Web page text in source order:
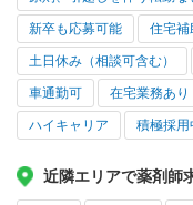
新卒も応募可能 住宅補
土日休み（相談可含む）
車通勤可 在宅業務あり
ハイキャリア 積極採用
近隣エリアで薬剤師